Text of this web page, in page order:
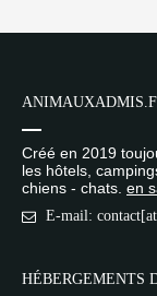
Créé en 2019
les hôtels,
chiens - chats. en
E-mail:
HÉBERGEMENTS